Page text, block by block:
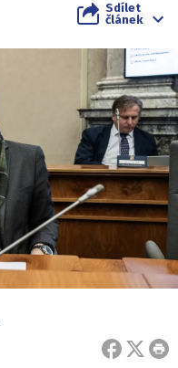
Sdílet
článek